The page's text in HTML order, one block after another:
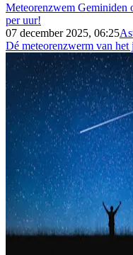
Meteorenzwem Geminiden
per uur!
07 december 2025, 06:25
Dé meteorenzwerm van het